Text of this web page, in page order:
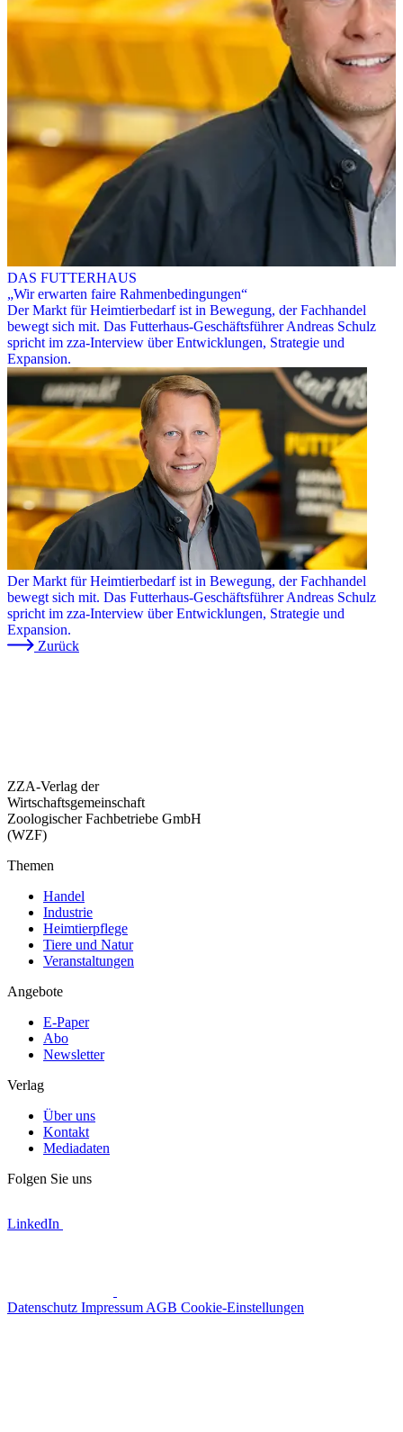
DAS FUTTERHAUS
„Wir erwarten faire Rahmenbedingungen“
Der Markt für Heimtierbedarf ist in Bewegung, der Fachhandel
bewegt sich mit. Das Futterhaus-Geschäftsführer Andreas Schulz
spricht im zza-Interview über Entwicklungen, Strategie und
Expansion.
Der Markt für Heimtierbedarf ist in Bewegung, der Fachhandel
bewegt sich mit. Das Futterhaus-Geschäftsführer Andreas Schulz
spricht im zza-Interview über Entwicklungen, Strategie und
Expansion.
Zurück
ZZA-Verlag der
Wirtschaftsgemeinschaft
Zoologischer Fachbetriebe GmbH
(WZF)
Themen
Handel
Industrie
Heimtierpflege
Tiere und Natur
Veranstaltungen
Angebote
E-Paper
Abo
Newsletter
Verlag
Über uns
Kontakt
Mediadaten
Folgen Sie uns
LinkedIn
Datenschutz Impressum AGB Cookie-Einstellungen